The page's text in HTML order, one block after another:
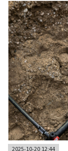
2025-10-20 12:44